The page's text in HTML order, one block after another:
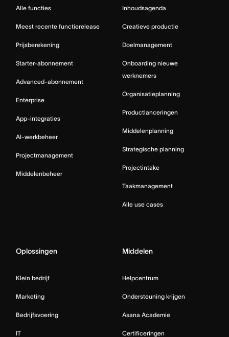
Alle functies
Meest recente functierelease
Prijsberekening
Starter-abonnement
Advanced-abonnement
Enterprise
App-integraties
AI-werkbeheer
Projectmanagement
Middelenbeheer
Inhoudsagenda
Creatieve productie
Doelmanagement
Onboarding nieuwe
werknemers
Organisatieplanning
Productlanceringen
Middelenplanning
Strategische planning
Projectintake
Taakmanagement
Alle use cases
Oplossingen
Klein bedrijf
Marketing
Bedrijfsvoering
IT
Middelen
Helpcentrum
Ondersteuning krijgen
Asana Academie
Certificeringen